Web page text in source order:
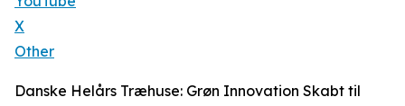
X
Other
Danske Helårs Træhuse: Grøn Innovation Skabt til